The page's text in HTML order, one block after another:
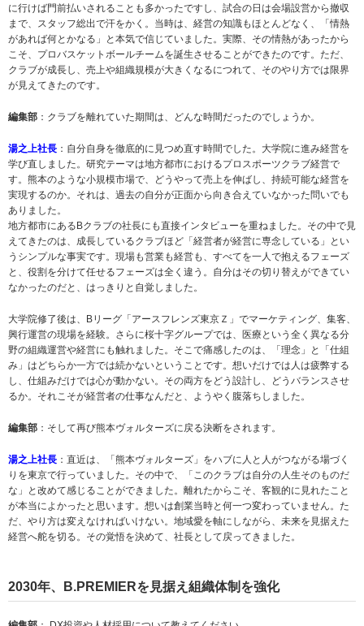
に行けば門前払いされることも多かったですし、試合の日は会場設営から撤収
まで、スタッフ総出で汗をかく。当時は、経営の知識もほとんどなく、「情熱
があれば何とかなる」と本気で信じていました。実際、その情熱があったから
こそ、プロバスケットボールチームを誕生させることができたのです。ただ、
クラブが成長し、売上や組織規模が大きくなるにつれて、そのやり方では限界
が見えてきたのです。
編集部 ：クラブを離れていた期間は、どんな時間だったのでしょうか。
湯之上社長 ：自分自身を徹底的に見つめ直す時間でした。大学院に進み経営を
学び直しました。研究テーマは地方都市におけるプロスポーツクラブ経営で
す。熊本のような小規模市場で、どうやって売上を伸ばし、持続可能な経営を
実現するのか。それは、過去の自分が正面から向き合えていなかった問いでも
ありました。
地方都市にあるBクラブの社長にも直接インタビューを重ねました。その中で見
えてきたのは、成長しているクラブほど「経営者が経営に専念している」とい
うシンプルな事実です。現場も営業も経営も、すべてを一人で抱えるフェーズ
と、役割を分けて任せるフェーズは全く違う。自分はその切り替えができてい
なかったのだと、はっきりと自覚しました。
大学院修了後は、Bリーグ「アースフレンズ東京Ｚ」でマーケティング、集客、
興行運営の現場を経験。さらに桜十字グループでは、医療という全く異なる分
野の組織運営や経営にも触れました。そこで痛感したのは、「理念」と「仕組
み」はどちらか一方では続かないということです。想いだけでは人は疲弊する
し、仕組みだけでは心が動かない。その両方をどう設計し、どうバランスさせ
るか。それこそが経営者の仕事なんだと、ようやく腹落ちしました。
編集部 ：そして再び熊本ヴォルターズに戻る決断をされます。
湯之上社長 ：直近は、「熊本ヴォルターズ」をハブに人と人がつながる場づく
りを東京で行っていました。その中で、「このクラブは自分の人生そのものだ
な」と改めて感じることができました。離れたからこそ、客観的に見れたこと
が本当によかったと思います。想いは創業当時と何一つ変わっていません。た
だ、やり方は変えなければいけない。地域愛を軸にしながら、未来を見据えた
経営へ舵を切る。その覚悟を決めて、社長として戻ってきました。
2030年、B.PREMIERを見据え組織体制を強化